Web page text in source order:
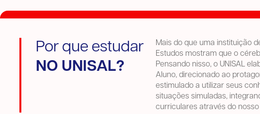
Por que estudar
NO UNISAL?
Mais do que uma instituição
Estudos mostram que o
Pensando nisso, o UNISAL
Aluno, direcionado ao
estimulado a utilizar seus
situações simuladas,
curriculares através do